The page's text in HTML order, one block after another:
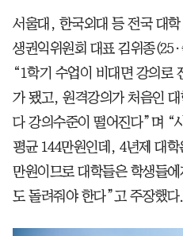
서울대, 한국외대 등 전국 대
생권익위원회 대표 김위종
“1학기 수업이 비대면 강의로
가 됐고, 원격강의가 처음인
다 강의수준이 떨어진다”며 “
평균 144만원인데, 4년제 대
만원이므로 대학들은 학생들
도 돌려줘야 한다”고 주장했다.